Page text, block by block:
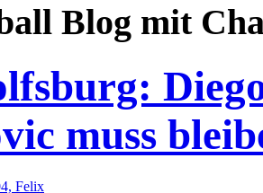
Blog mit
muss